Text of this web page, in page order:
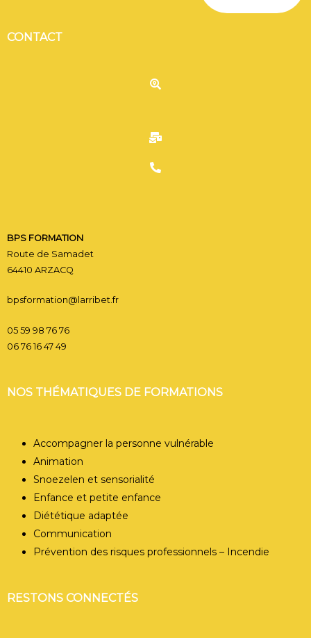
CONTACT
BPS FORMATION
Route de Samadet
64410 ARZACQ
bpsformation@larribet.fr
05 59 98 76 76
06 76 16 47 49
NOS THÉMATIQUES DE FORMATIONS
Accompagner la personne vulnérable
Animation
Snoezelen et sensorialité
Enfance et petite enfance
Diététique adaptée
Communication
Prévention des risques professionnels – Incendie
RESTONS CONNECTÉS